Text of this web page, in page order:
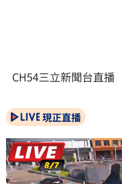
CH54三立新聞台直播
現正直播